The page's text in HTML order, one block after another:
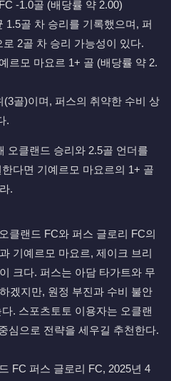
-1.0골 (배당률 약 2.00)
1.5골 차 승리를 기록했으며, 퍼
2골 차 승리 가능성이 있다.
르모 마요르 1+ 골 (배당률 약 2.
(3골)이며, 퍼스의 취약한 수비 상
.
오클랜드 승리와 2.5골 언더를
다면 기예르모 마요르의 1+ 골
.
클랜드 FC와 퍼스 글로리 FC의
기예르모 마요르, 제이크 브리
크다. 퍼스는 아담 타가트와 무
겠지만, 원정 부진과 수비 불안
. 스포츠토토 이용자는 오클랜
심으로 전략을 세우길 추천한다.
FC 퍼스 글로리 FC, 2025년 4